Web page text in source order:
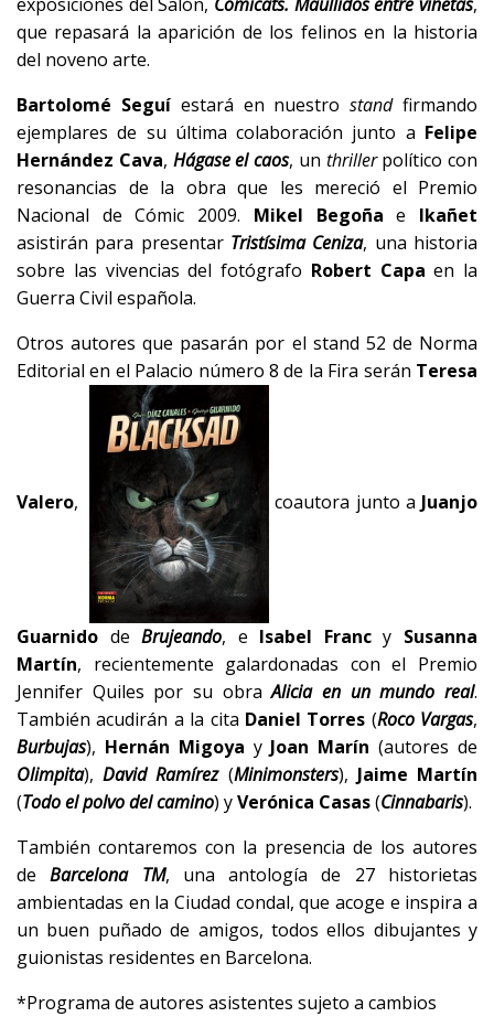
que repasará la aparición de los felinos en la historia
del noveno arte.
Bartolomé Seguíestará en nuestrostandfirmando
ejemplares de su última colaboración junto a Felipe
Hernández Cava, Hágase el caos, un thrillerpolítico con
resonancias de la obra que les mereció el Premio
Nacional de Cómic 2009. Mikel Begoña e Ikañet
asistirán para presentar Tristísima Ceniza, una historia
sobre las vivencias del fotógrafo Robert Capa en la
Guerra Civil española.
Otros autores que pasarán por el stand 52 de Norma
Editorial en el Palacio número 8 de la Fira serán Teresa
Valero, coautora junto a Juanjo
Guarnido deBrujeando, e Isabel Francy Susanna
Martín, recientemente galardonadas con el Premio
Jennifer Quiles por su obraAlicia en un mundo real.
También acudirán a la cita Daniel Torres (Roco Vargas,
Burbujas), Hernán Migoya yJoan Marín (autores de
Olimpita),David Ramírez(Minimonsters), Jaime Martín
(Todo el polvo del camino) yVerónica Casas(Cinnabaris).
También contaremos con la presencia de los autores
deBarcelona TM, una antología de 27 historietas
ambientadas en la Ciudad condal, que acoge e inspira a
un buen puñado de amigos, todos ellos dibujantes y
guionistas residentes en Barcelona.
*Programa de autores asistentes sujeto a cambios